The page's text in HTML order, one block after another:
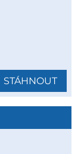
STÁHNOUT